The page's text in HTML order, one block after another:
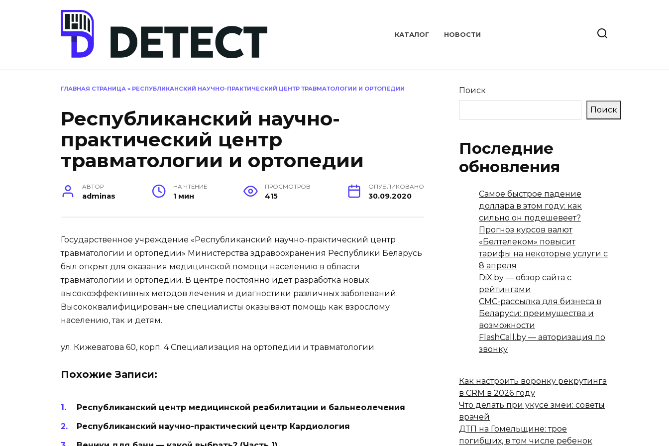
КАТАЛОГ НОВОСТИ
ГЛАВНАЯ СТРАНИЦА » РЕСПУБЛИКАНСКИЙ НАУЧНО-ПРАКТИЧЕСКИЙ ЦЕНТР ТРАВМАТОЛОГИИ И ОРТОПЕДИИ
Республиканский научно-
практический центр
травматологии и ортопедии
АВТОР
adminas
НА ЧТЕНИЕ
1 мин
ПРОСМОТРОВ
415
ОПУБЛИКОВАНО
30.09.2020
Государственное учреждение «Республиканский научно-практический центр
травматологии и ортопедии» Министерства здравоохранения Республики Беларусь
был открыт для оказания медицинской помощи населению в области
травматологии и ортопедии. В центре постоянно идет разработка новых
высокоэффективных методов лечения и диагностики различных заболеваний.
Высококвалифицированные специалисты оказывают помощь как взрослому
населению, так и детям.
ул. Кижеватова 60, корп. 4 Специализация на ортопедии и травматологии
Похожие Записи:
Республиканский центр медицинской реабилитации и бальнеолечения
Республиканский научно-практический центр Кардиология
Поиск
Поиск
Последние
обновления
Самое быстрое падение
доллара в этом году: как
сильно он подешевеет?
Прогноз курсов валют
«Белтелеком» повысит
тарифы на некоторые услуги с
8 апреля
DiX.by — обзор сайта с
рейтингами
СМС-рассылка для бизнеса в
Беларуси: преимущества и
возможности
FlashCall.by — авторизация по
звонку
Как настроить воронку рекрутинга
в CRM в 2026 году
Что делать при укусе змеи: советы
врачей
ДТП на Гомельщине: трое
погибших, в том числе ребенок